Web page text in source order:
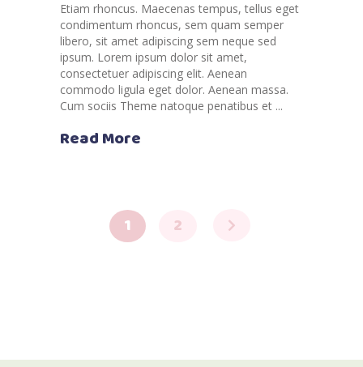
Etiam rhoncus. Maecenas tempus, tellus eget
condimentum rhoncus, sem quam semper
libero, sit amet adipiscing sem neque sed
ipsum. Lorem ipsum dolor sit amet,
consectetuer adipiscing elit. Aenean
commodo ligula eget dolor. Aenean massa.
Cum sociis Theme natoque penatibus et
Read More
1 2